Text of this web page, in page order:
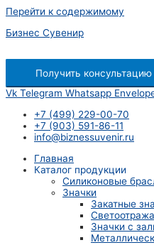
Перейти к содержимому
Бизнес Сувенир
Получить консультацию
Vk Telegram Whatsapp
+7 (499) 229-00-70
+7 (903) 591-86-11
info@biznessuvenir.ru
Главная
Каталог продукции
Силиконовые
Значки
Закатные
Значки с